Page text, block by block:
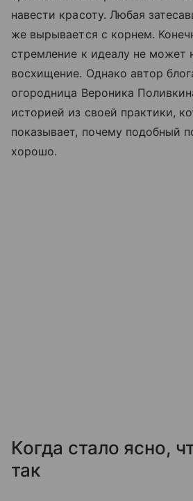
навести красоту. Любая
же вырывается с корнем.
стремление к идеалу не может
восхищение. Однако автор
огородница Вероника
историей из своей практики,
показывает, почему подобный
хорошо.
Когда стало ясно,
так